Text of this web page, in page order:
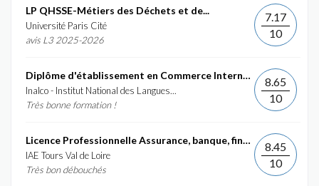
LP QHSSE-Métiers des Déchets et de...
Université Paris Cité
avis L3 2025-2026
7.17
10
Diplôme d'établissement en Commerce International et...
Inalco - Institut National des Langues...
Très bonne formation !
8.65
10
Licence Professionnelle Assurance, banque, finance :...
IAE Tours Val de Loire
Très bon débouchés
8.45
10